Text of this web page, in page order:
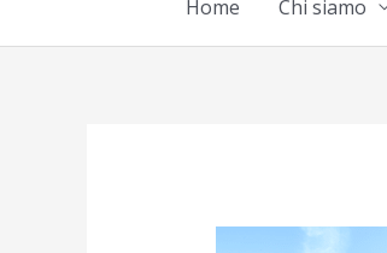
Home Chi siamo